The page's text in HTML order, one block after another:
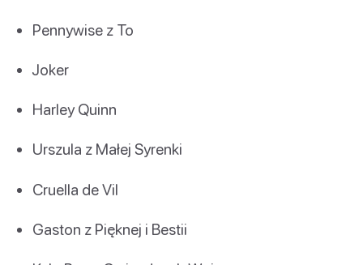
Pennywise z To
Joker
Harley Quinn
Urszula z Małej Syrenki
Cruella de Vil
Gaston z Pięknej i Bestii